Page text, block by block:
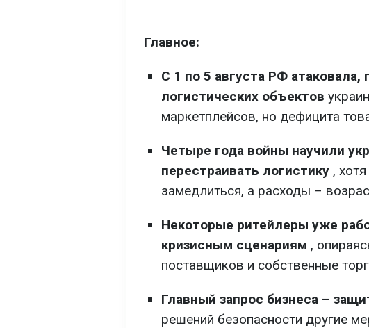
Главное:
С 1 по 5 августа РФ
логистических объектов
маркетплейсов, но дефицита
Четыре года войны научили
перестраивать логистику ,
замедлиться, а расходы –
Некоторые ритейлеры уже
кризисным сценариям ,
поставщиков и собственные
Главный запрос бизнеса –
решений безопасности другие